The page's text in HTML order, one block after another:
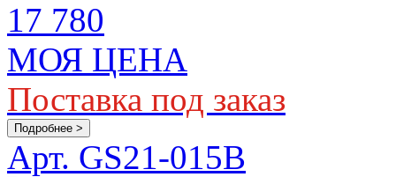
17 780
МОЯ ЦЕНА
Поставка под заказ
Подробнее >
Арт. GS21-015B